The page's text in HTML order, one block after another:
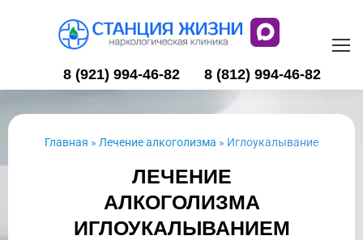
8 (921) 994-46-82 8 (812) 994-46-82
Главная » Лечение алкоголизма » Иглоукалывание
ЛЕЧЕНИЕ
АЛКОГОЛИЗМА
ИГЛОУКАЛЫВАНИЕМ